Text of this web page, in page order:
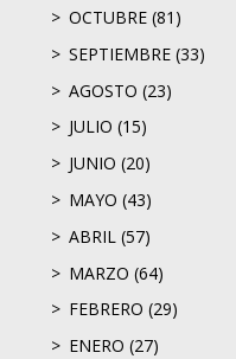
OCTUBRE (81)
SEPTIEMBRE (33)
AGOSTO (23)
JULIO (15)
JUNIO (20)
MAYO (43)
ABRIL (57)
MARZO (64)
FEBRERO (29)
ENERO (27)